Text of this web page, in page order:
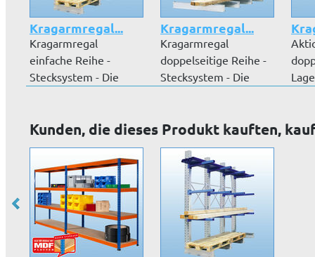
Kragarmregal...
Kragarmregal
einfache Reihe -
Stecksystem - Die
Kragarmregal...
Kragarmregal
doppelseitige Reihe -
Stecksystem - Die
Kunden, die dieses Produkt kauften,